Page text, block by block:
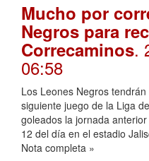
Mucho por
Negros para
Correcaminos.
06:58
Los Leones Negros
siguiente juego de la Liga
goleados la jornada
12 del día en el estadio
Nota completa »